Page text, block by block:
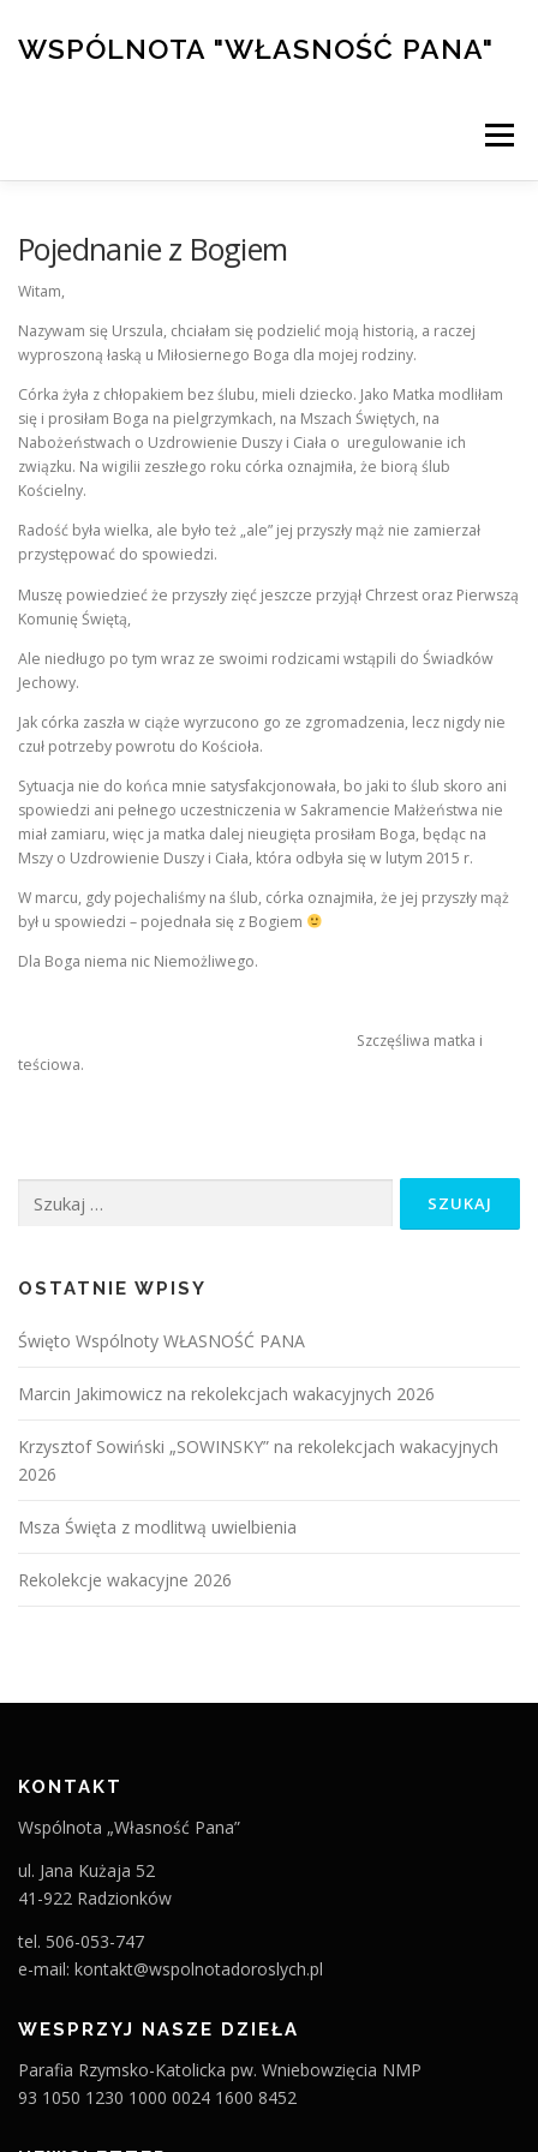
treściWSPÓLNOTA "WŁASNOŚĆ PANA"
Menu
SKLEP/WSPARCIE
Pojednanie z Bogiem
Witam,
Nazywam się Urszula, chciałam się podzielić moją historią, a raczej
wyproszoną łaską u Miłosiernego Boga dla mojej rodziny.
Córka żyła z chłopakiem bez ślubu, mieli dziecko. Jako Matka modliłam
się i prosiłam Boga na pielgrzymkach, na Mszach Świętych, na
Nabożeństwach o Uzdrowienie Duszy i Ciała o uregulowanie ich
związku. Na wigilii zeszłego roku córka oznajmiła, że biorą ślub
Kościelny.
Radość była wielka, ale było też „ale” jej przyszły mąż nie zamierzał
przystępować do spowiedzi.
Muszę powiedzieć że przyszły zięć jeszcze przyjął Chrzest oraz Pierwszą
Komunię Świętą,
Ale niedługo po tym wraz ze swoimi rodzicami wstąpili do Świadków
Jechowy.
Jak córka zaszła w ciąże wyrzucono go ze zgromadzenia, lecz nigdy nie
czuł potrzeby powrotu do Kościoła.
Sytuacja nie do końca mnie satysfakcjonowała, bo jaki to ślub skoro ani
spowiedzi ani pełnego uczestniczenia w Sakramencie Małżeństwa nie
miał zamiaru, więc ja matka dalej nieugięta prosiłam Boga, będąc na
Mszy o Uzdrowienie Duszy i Ciała, która odbyła się w lutym 2015 r.
W marcu, gdy pojechaliśmy na ślub, córka oznajmiła, że jej przyszły mąż
był u spowiedzi – pojednała się z Bogiem
Dla Boga niema nic Niemożliwego.
Szczęśliwa matka i
teściowa.
OSTATNIE WPISY
Święto Wspólnoty WŁASNOŚĆ PANA
Marcin Jakimowicz na rekolekcjach wakacyjnych 2026
Krzysztof Sowiński „SOWINSKY” na rekolekcjach wakacyjnych
2026
Msza Święta z modlitwą uwielbienia
Rekolekcje wakacyjne 2026
KONTAKT
Wspólnota „Własność Pana”
ul. Jana Kużaja 52
41-922 Radzionków
tel. 506-053-747
e-mail: kontakt@wspolnotadoroslych.pl
WESPRZYJ NASZE DZIEŁA
Parafia Rzymsko-Katolicka pw. Wniebowzięcia NMP
93 1050 1230 1000 0024 1600 8452